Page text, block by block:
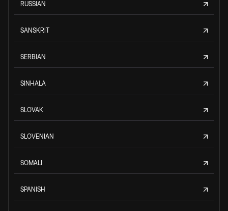
RUSSIAN
SANSKRIT
SERBIAN
SINHALA
SLOVAK
SLOVENIAN
SOMALI
SPANISH